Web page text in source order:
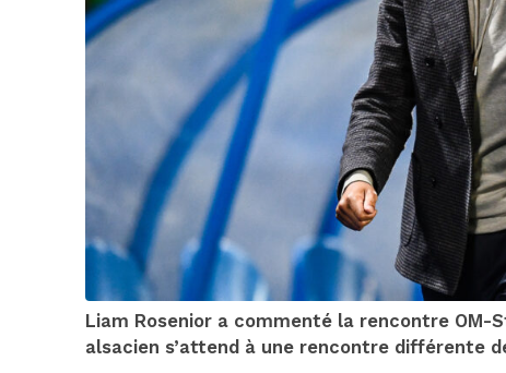
Liam Rosenior a commenté la rencontre OM-
alsacien s’attend à une rencontre différente